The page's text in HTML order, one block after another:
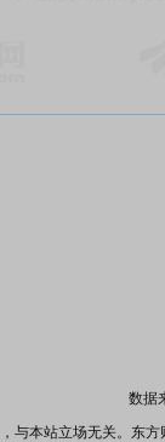
数据
与本站立场无关。东